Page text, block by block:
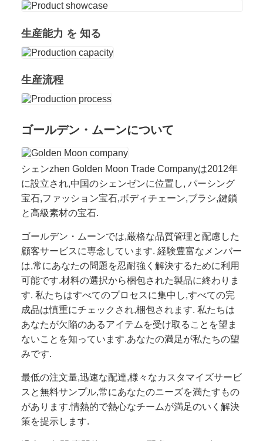
生産能力 を 知る
生産流程
ゴールデン・ムーンについて
シェンzhen Golden Moon Trade Companyは2012年
に設立され,中国のシェンゼンに位置し, パーシング
宝石,ファッション宝石,ボディチェーン,ブラシ,鍵鎖
と高級素材の宝石.
ゴールデン・ムーンでは,厳格な品質管理と配慮した
顧客サービスに専念しています. 経験豊富なメンバー
は,常にあなたの問題を忍耐強く解決するために利用
可能です.材料の選択から梱包された製品に終わりま
す. 私たちはすべてのプロセスに集中し,すべての完
成品は慎重にチェックされ,梱包されます. 私たちは
あなたが欠陥のあるアイテムを受け取ることを望ま
ないことを知っています.あなたの満足が私たちの望
みです.
最低の注文量,迅速な配達,様々なカスタマイズサービ
スと無料サンプル,常にあなたのニーズを満たすもの
があります.情熱的で熱心なチームが満足のいく解決
策を提示します.